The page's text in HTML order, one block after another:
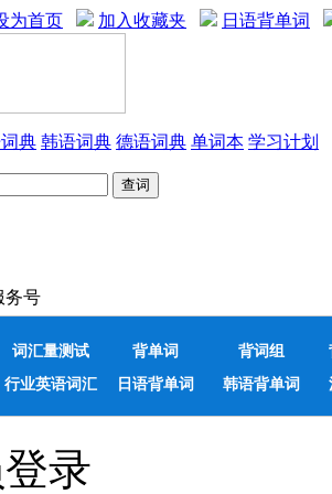
为首页 加入收藏夹 日语背单词
典 韩语词典 德语词典 单词本 学习计划
词汇量测试 背单词 背词组
行业英语词汇 日语背单词 韩语背单词
录